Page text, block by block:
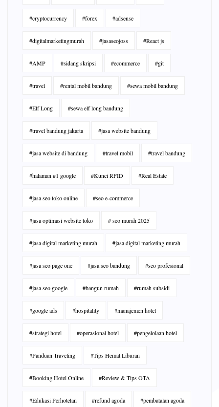
#cryptocurrency #forex #adsense
#digitalmarketingmurah #jasaseojoss #React js
#AMP #sidang skripsi #ecommerce #git
#travel #rental mobil bandung #sewa mobil bandung
#Elf Long #sewa elf long bandung
#travel bandung jakarta #jasa website bandung
#jasa website di bandung #travel mobil #travel bandung
#halaman #1 google #Kunci RFID #Real Estate
#jasa seo toko online #seo e-commerce
#jasa optimasi website toko # seo murah 2025
#jasa digital marketing murah #jasa digital marketing murah
#jasa seo page one #jasa seo bandung #seo profesional
#jasa seo google #bangun rumah #rumah subsidi
#google ads #hospitality #manajemen hotel
#strategi hotel #operasional hotel #pengelolaan hotel
#Panduan Traveling #Tips Hemat Liburan
#Booking Hotel Online #Review & Tips OTA
#Edukasi Perhotelan #refund agoda #pembatalan agoda